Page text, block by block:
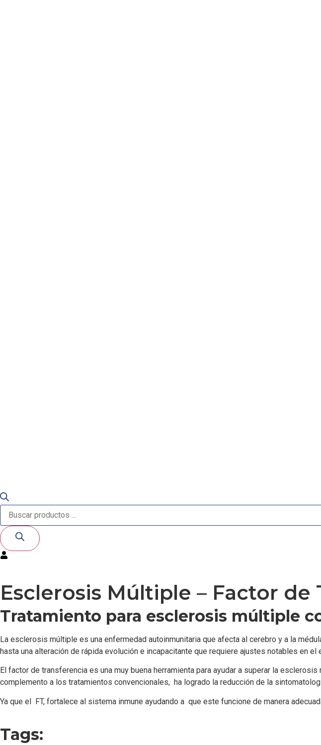
Esclerosis Múltiple – Factor de
Tratamiento para esclerosis múltiple
La esclerosis múltiple es una enfermedad autoinmunitaria que afecta al cerebro y a la
hasta una alteración de rápida evolución e incapacitante que requiere ajustes notables en el
El factor de transferencia es una muy buena herramienta para ayudar a superar la
complemento a los tratamientos convencionales, ha logrado la reducción de la
Ya que el FT, fortalece al sistema inmune ayudando a que este funcione de manera
Tags: